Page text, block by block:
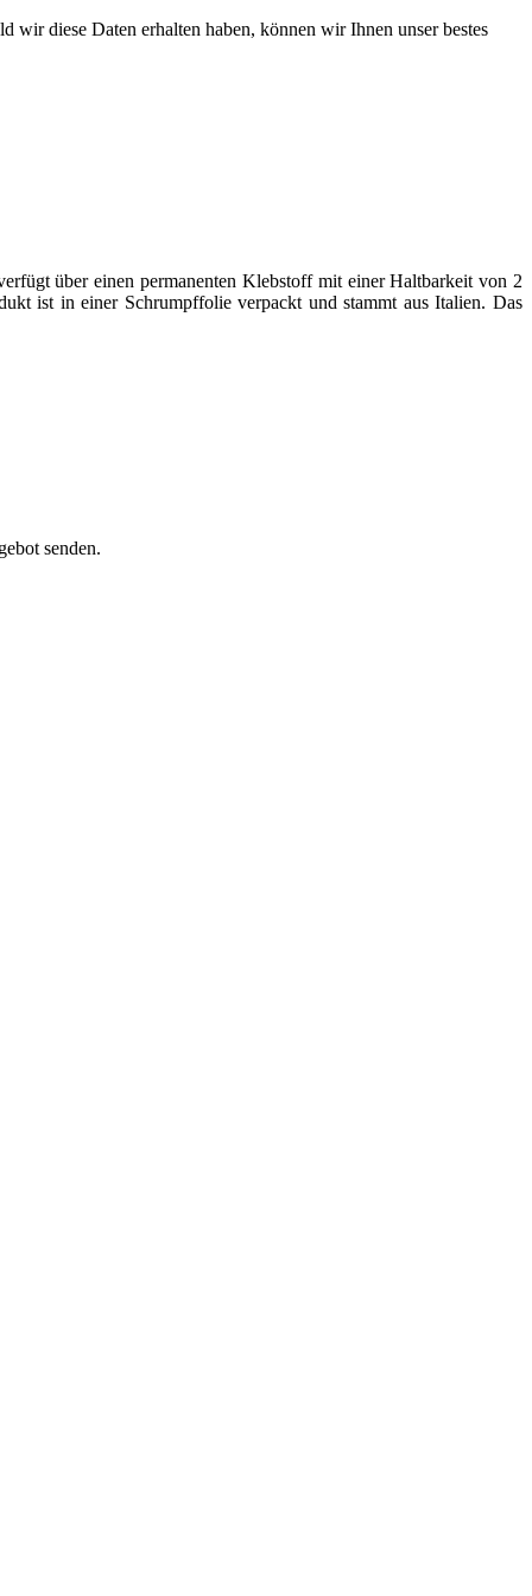
wir diese Daten erhalten haben, können wir Ihnen unser bestes
über einen permanenten Klebstoff mit einer Haltbarkeit von 2
ist in einer Schrumpffolie verpackt und stammt aus Italien. Das
senden.